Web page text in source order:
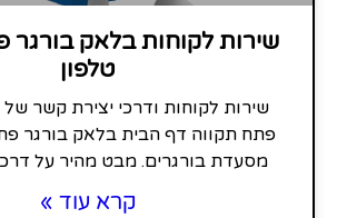
שירות לקוחות בלאק בורגר
טלפון
שירות לקוחות ודרכי יצירת קשר
פתח תקווה דף הבית בלאק בורגר
מסעדת בורגרים. מבט מהיר על
קרא עוד »